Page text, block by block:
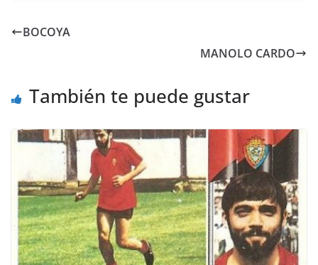
BOCOYA
MANOLO CARDO
También te puede gustar